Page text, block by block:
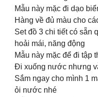
Mẫu này mặc đi dạo
Hàng về đủ màu cho
Set đồ 3 chi tiết có sẵn
hoải mái, năng động
Mẫu này mặc để đi tập
Đi xuống nước nhưng
Sắm ngay cho mình 1
ỏi nước nhé